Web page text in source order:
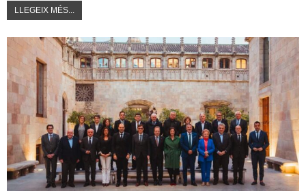
LLEGEIX MÉS...